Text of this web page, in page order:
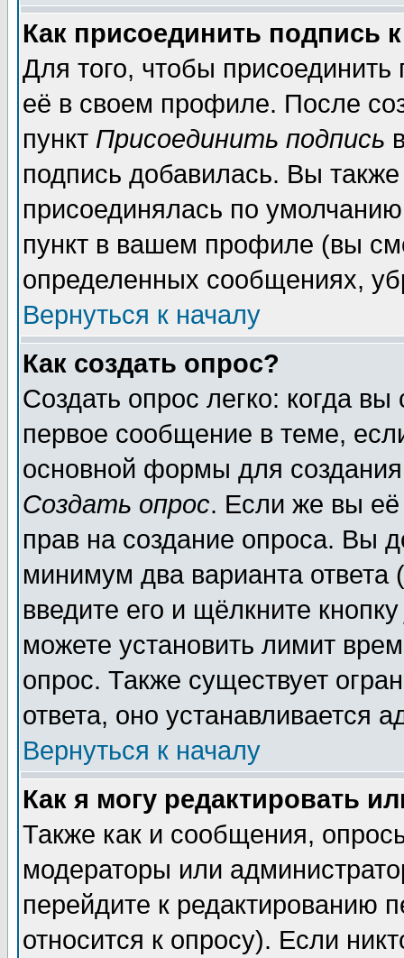
Как присоединить подпись
Для того, чтобы
её в своем профиле. После
пункт Присоединить подпись
подпись добавилась. Вы
присоединялась по
пункт в вашем профиле (вы
определенных сообщениях,
Вернуться к началу
Как создать опрос?
Создать опрос легко: когда
первое сообщение в теме,
основной формы для
Создать опрос. Если же вы её
прав на создание опроса. Вы
минимум два варианта ответа
введите его и щёлкните
можете установить лимит
опрос. Также существует
ответа, оно устанавливается
Вернуться к началу
Как я могу редактировать
Также как и сообщения,
модераторы или
перейдите к редактированию
относится к опросу). Если